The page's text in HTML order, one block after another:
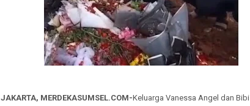
JAKARTA, MERDEKASUMSEL.COM-Keluarga Vanessa Angel dan Bibi